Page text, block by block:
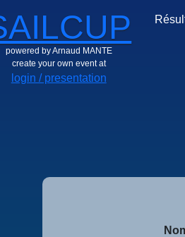
powered by Arnaud MANTE
create your own event at
login / presentation